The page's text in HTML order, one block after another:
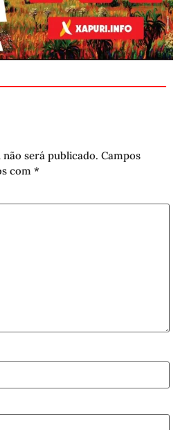
será publicado. Campos
com *